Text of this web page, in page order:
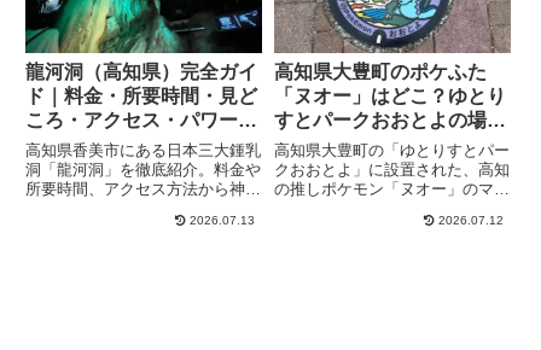
のスポットです！
龍河洞（高知県）完全ガイ
ド｜料金・所要時間・見ど
ころ・アクセス・パワース
ポット情報
高知県香美市にある日本三大鍾乳
洞「龍河洞」を徹底紹介。料金や
所要時間、アクセス方法から神の
で実体験を交えて詳しく解説。夏
2026.07.13
高知県大豊町のポケふた
「ヌオー」はどこ？ゆとり
すとパークおおとよの場
所・絶景ピクニックを紹介
高知県大豊町の「ゆとりすとパー
クおおとよ」に設置された、高知
の推しポケモン「ヌオー」のマン
可愛いヌオーのコラボレーション
2026.07.12